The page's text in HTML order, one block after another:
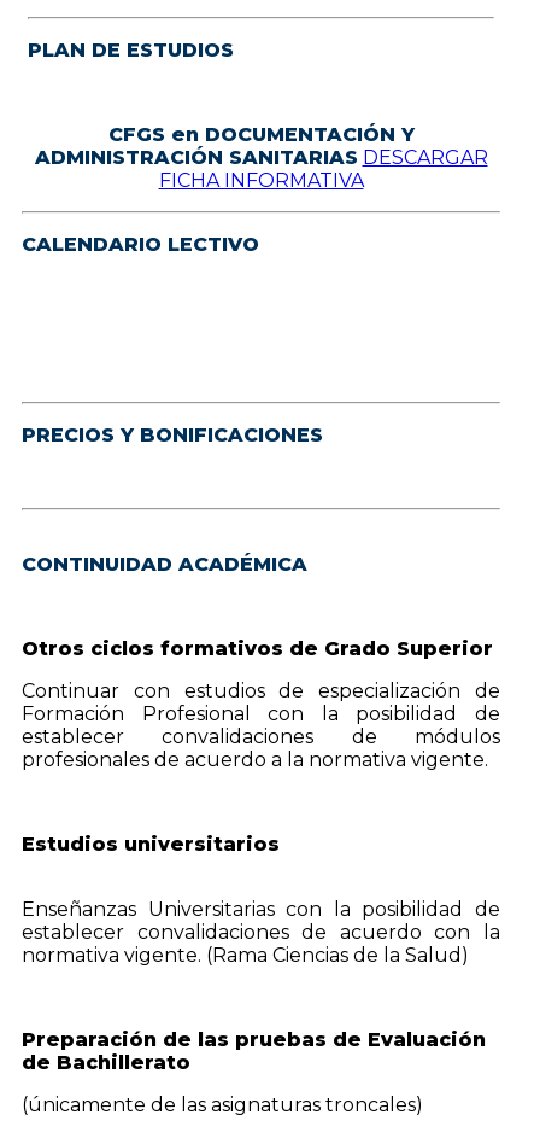
PLAN DE ESTUDIOS
CFGS en DOCUMENTACIÓN Y
ADMINISTRACIÓN SANITARIAS DESCARGAR
FICHA INFORMATIVA
CALENDARIO LECTIVO
PRECIOS Y BONIFICACIONES
CONTINUIDAD ACADÉMICA
Otros ciclos formativos de Grado Superior
Continuar con estudios de especialización de
Formación Profesional con la posibilidad de
establecer convalidaciones de módulos
profesionales de acuerdo a la normativa vigente.
Estudios universitarios
Enseñanzas Universitarias con la posibilidad de
establecer convalidaciones de acuerdo con la
normativa vigente. (Rama Ciencias de la Salud)
Preparación de las pruebas de Evaluación
de Bachillerato
(únicamente de las asignaturas troncales)